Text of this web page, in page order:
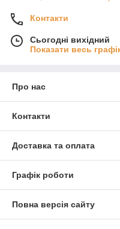
Контакти
Сьогодні вихідний
Показати весь
Про нас
Контакти
Доставка та оплата
Графік роботи
Повна версія сайту